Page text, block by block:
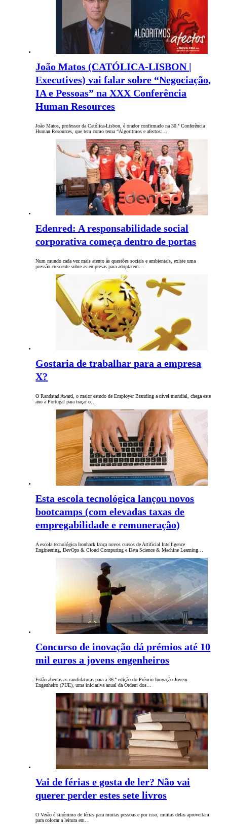
João Matos (CATÓLICA-LISBON |
Executives) vai falar sobre “Negociação,
IA e Pessoas” na XXX Conferência
Human Resources
João Matos, professor da Católica-Lisbon, é orador confirmado na 30.ª Conferência
Human Resources, que tem como tema “Algoritmos e afectos:…
Edenred: A responsabilidade social
corporativa começa dentro de portas
Num mundo cada vez mais atento às questões sociais e ambientais, existe uma
pressão crescente sobre as empresas para adoptarem…
Gostaria de trabalhar para a empresa
X?
O Randstad Award, o maior estudo de Employer Branding a nível mundial, chega este
ano a Portugal para traçar o…
Esta escola tecnológica lançou novos
bootcamps (com elevadas taxas de
empregabilidade e remuneração)
A escola tecnológica Ironhack lança novos cursos de Artificial Intelligence
Engineering, DevOps & Cloud Computing e Data Science & Machine Learning…
Concurso de inovação dá prémios até 10
mil euros a jovens engenheiros
Estão abertas as candidaturas para a 36.ª edição do Prémio Inovação Jovem
Engenheiro (PIJE), uma iniciativa anual da Ordem dos…
Vai de férias e gosta de ler? Não vai
querer perder estes sete livros
O Verão é sinónimo de férias para muitas pessoas e por isso, muitas delas aproveitam
para colocar a leitura em…